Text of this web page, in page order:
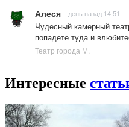
Алеся день назад 14:51
Чудесный камерный
попадете туда и
Театр города М.
Интересные